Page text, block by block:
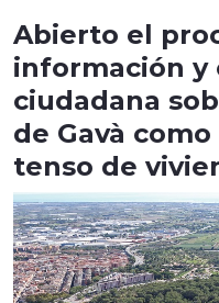
Abierto el
información y
ciudadana
de Gavà
tenso de